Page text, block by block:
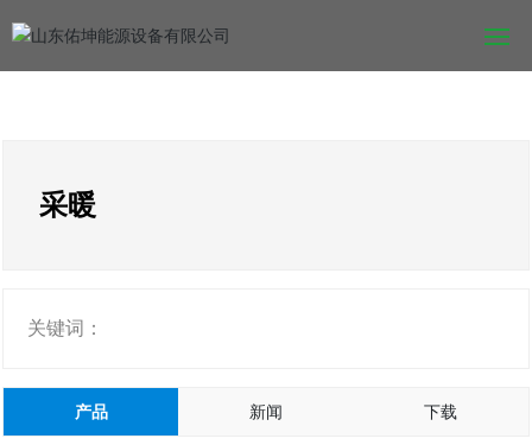
招商加盟
采暖
关键词：
产品 新闻 下载